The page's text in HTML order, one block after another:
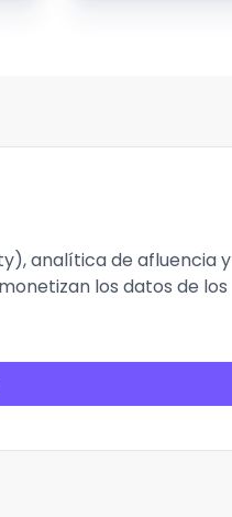
analítica de afluencia y
los datos de los